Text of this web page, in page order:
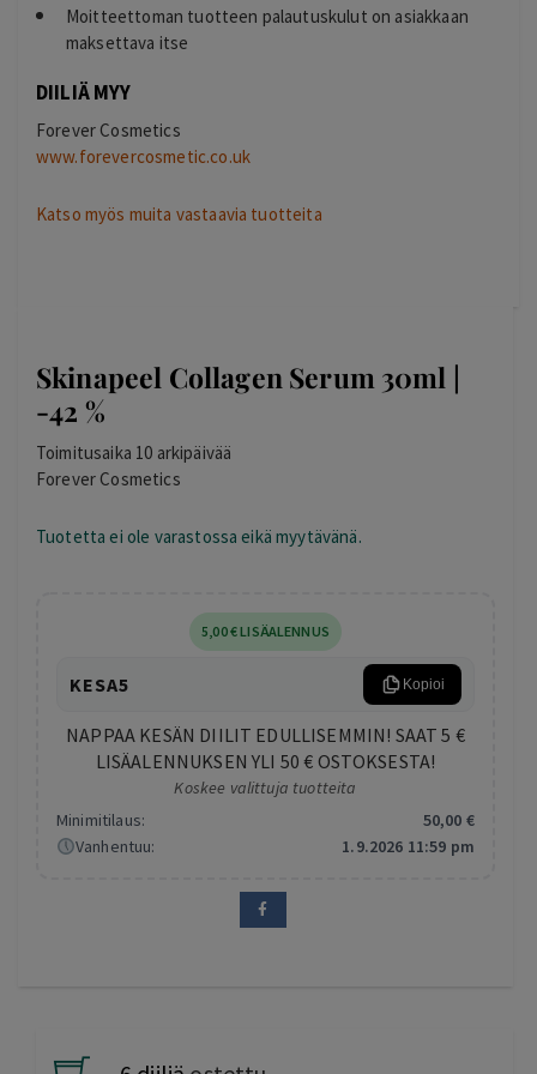
Moitteettoman tuotteen palautuskulut on asiakkaan
maksettava itse
DIILIÄ MYY
Forever Cosmetics
www.forevercosmetic.co.uk
Katso myös muita vastaavia tuotteita
Skinapeel Collagen Serum 30ml |
-42 %
Toimitusaika 10 arkipäivää
Forever Cosmetics
Tuotetta ei ole varastossa eikä myytävänä.
5,00€LISÄALENNUS
KESA5 Kopioi
NAPPAA KESÄN DIILIT EDULLISEMMIN! SAAT 5 €
LISÄALENNUKSEN YLI 50 € OSTOKSESTA!
Koskee valittuja tuotteita
Minimitilaus:
50,00 €
Vanhentuu:
1.9.2026 11:59 pm